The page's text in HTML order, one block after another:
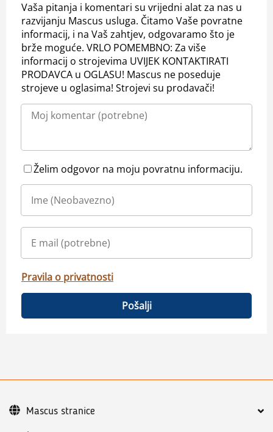
Vaša pitanja i komentari su vrijedni alat za nas u
razvijanju Mascus usluga. Čitamo Vaše povratne
informacij, i na Vaš zahtjev, odgovaramo što je
brže moguće. VRLO POMEMBNO: Za više
informacij o strojevima UVIJEK KONTAKTIRATI
PRODAVCA u OGLASU! Mascus ne poseduje
strojeve u oglasima! Strojevi su prodavači!
Želim odgovor na moju povratnu informaciju.
Pravila o privatnosti
Pošalji
Mascus stranice